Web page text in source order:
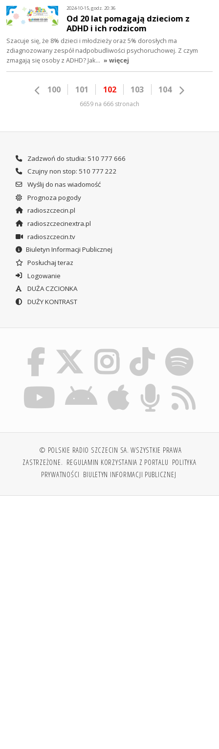
2024-10-15, godz. 20:36
Od 20 lat pomagają dzieciom z
ADHD i ich rodzicom
Szacuje się, że 8% dzieci i młodzieży oraz 5% dorosłych ma
zdiagnozowany zespół nadpobudliwości psychoruchowej. Z czym
zmagają się osoby z ADHD? Jak… » więcej
100 101 102 103 104
6659 na 666 stronach
Zadzwoń do studia: 510 777 666
Czujny non stop: 510 777 222
Wyślij do nas wiadomość
Prognoza pogody
radioszczecin.pl
radioszczecinextra.pl
radioszczecin.tv
Biuletyn Informacji Publicznej
Posłuchaj teraz
Logowanie
DUŻA CZCIONKA
DUŻY KONTRAST
© POLSKIE RADIO SZCZECIN SA. WSZYSTKIE PRAWA
ZASTRZEŻONE. REGULAMIN KORZYSTANIA Z PORTALU POLITYKA
PRYWATNOŚCI BIULETYN INFORMACJI PUBLICZNEJ